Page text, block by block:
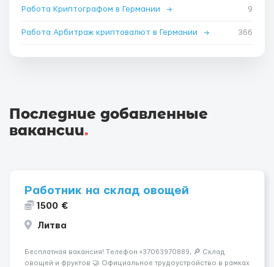
Работа Криптографом в Германии → 9
Работа Арбитраж криптовалют в Германии → 366
Последние добавленные
вакансии.
Работник на склад овощей
1500 €
Литва
Бесплатная вакансия! Tелефон +37063970889, 🔎 Склад
овощей и фруктов 🤝 Официальное трудоустройство в рамках